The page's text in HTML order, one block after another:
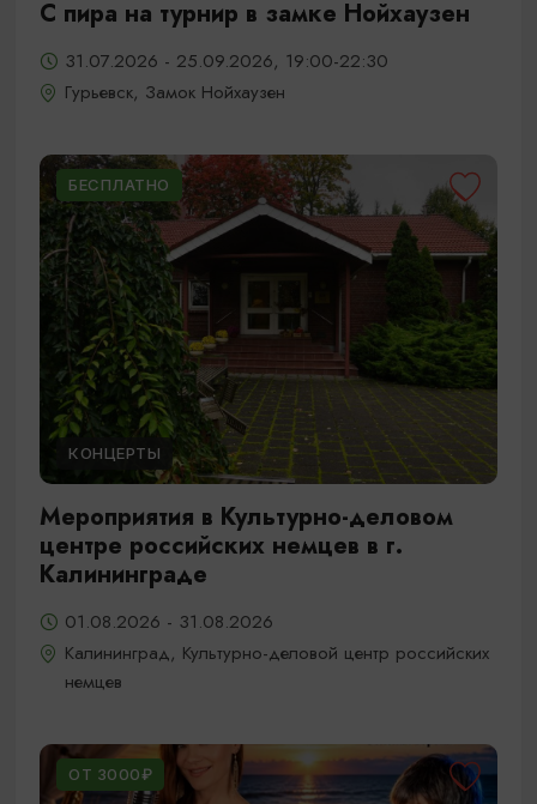
С пира на турнир в замке Нойхаузен
31.07.2026 - 25.09.2026, 19:00-22:30
Гурьевск, Замок Нойхаузен
БЕСПЛАТНО
КОНЦЕРТЫ
Мероприятия в Культурно-деловом
центре российских немцев в г.
Калининграде
01.08.2026 - 31.08.2026
Калининград, Культурно-деловой центр российских
немцев
ОТ 3000₽